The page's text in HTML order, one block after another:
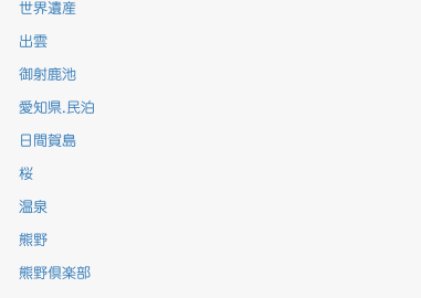
世界遺産
出雲
御射鹿池
愛知県.民泊
日間賀島
桜
温泉
熊野
熊野倶楽部